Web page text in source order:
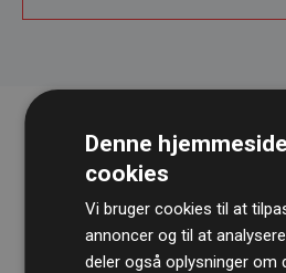
Denne
cookies
Vi bruger cookies til at
annoncer og til at
deler også oplysninger om